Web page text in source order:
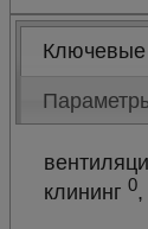
Ключевые
клининг0